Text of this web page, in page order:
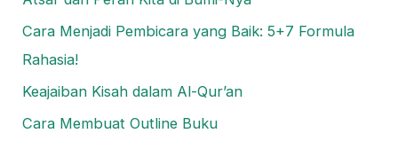
Cara Menjadi Pembicara yang Baik: 5+7 Formula
Rahasia!
Keajaiban Kisah dalam Al-Qur’an
Cara Membuat Outline Buku